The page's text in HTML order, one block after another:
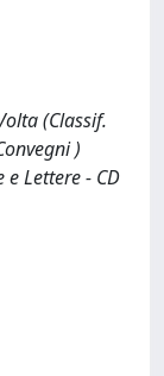
(Classif.
)
Lettere - CD